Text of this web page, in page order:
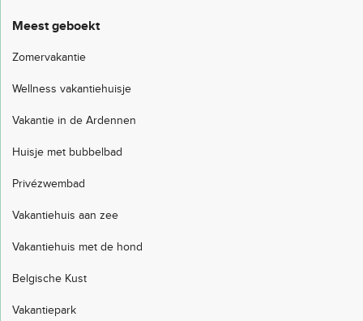
Meest geboekt
Zomervakantie
Wellness vakantiehuisje
Vakantie in de Ardennen
Huisje met bubbelbad
Privézwembad
Vakantiehuis aan zee
Vakantiehuis met de hond
Belgische Kust
Vakantiepark